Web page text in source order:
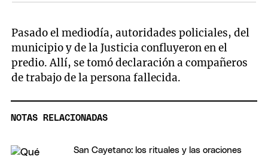
Pasado el mediodía, autoridades policiales, del
municipio y de la Justicia confluyeron en el
predio. Allí, se tomó declaración a compañeros
de trabajo de la persona fallecida.
NOTAS RELACIONADAS
San Cayetano: los rituales y las oraciones